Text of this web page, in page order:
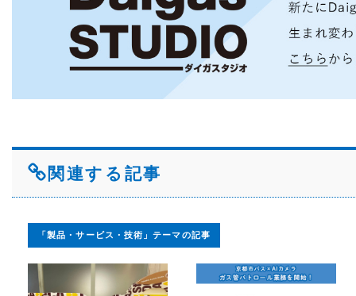
関連する記事
「製品・サービス・技術」テーマの記事